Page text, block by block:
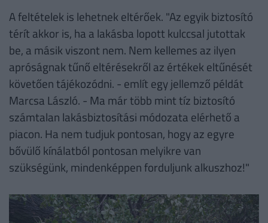
A feltételek is lehetnek eltérőek. "Az egyik biztosító
térít akkor is, ha a lakásba lopott kulccsal jutottak
be, a másik viszont nem. Nem kellemes az ilyen
apróságnak tűnő eltérésekről az értékek eltűnését
követően tájékozódni. - említ egy jellemző példát
Marcsa László. - Ma már több mint tíz biztosító
számtalan lakásbiztosítási módozata elérhető a
piacon. Ha nem tudjuk pontosan, hogy az egyre
bővülő kínálatból pontosan melyikre van
szükségünk, mindenképpen forduljunk alkuszhoz!"